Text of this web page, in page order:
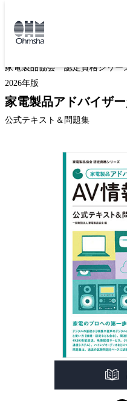
トップ
家電製品協会 認定資格シリー
2026年版
家電製品アドバイザ
公式テキスト＆問題集